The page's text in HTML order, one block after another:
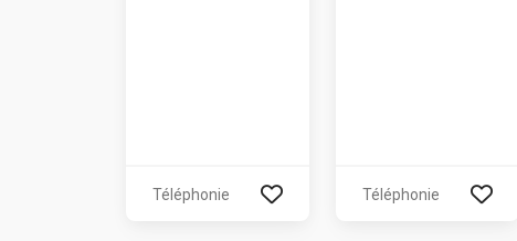
Téléphonie Téléphonie